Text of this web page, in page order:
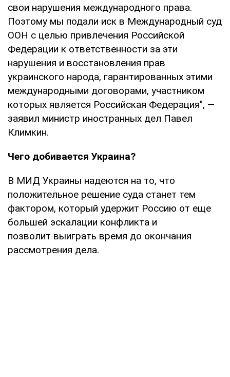
свои нарушения международного права.
Поэтому мы подали иск в Международный суд
ООН с целью привлечения Российской
Федерации к ответственности за эти
нарушения и восстановления прав
украинского народа, гарантированных этими
международными договорами, участником
которых является Российская Федерация", —
заявил министр иностранных дел Павел
Климкин.
Чего добивается Украина?
В МИД Украины надеются на то, что
положительное решение суда станет тем
фактором, который удержит Россию от еще
большей эскалации конфликта и
позволит выиграть время до окончания
рассмотрения дела.